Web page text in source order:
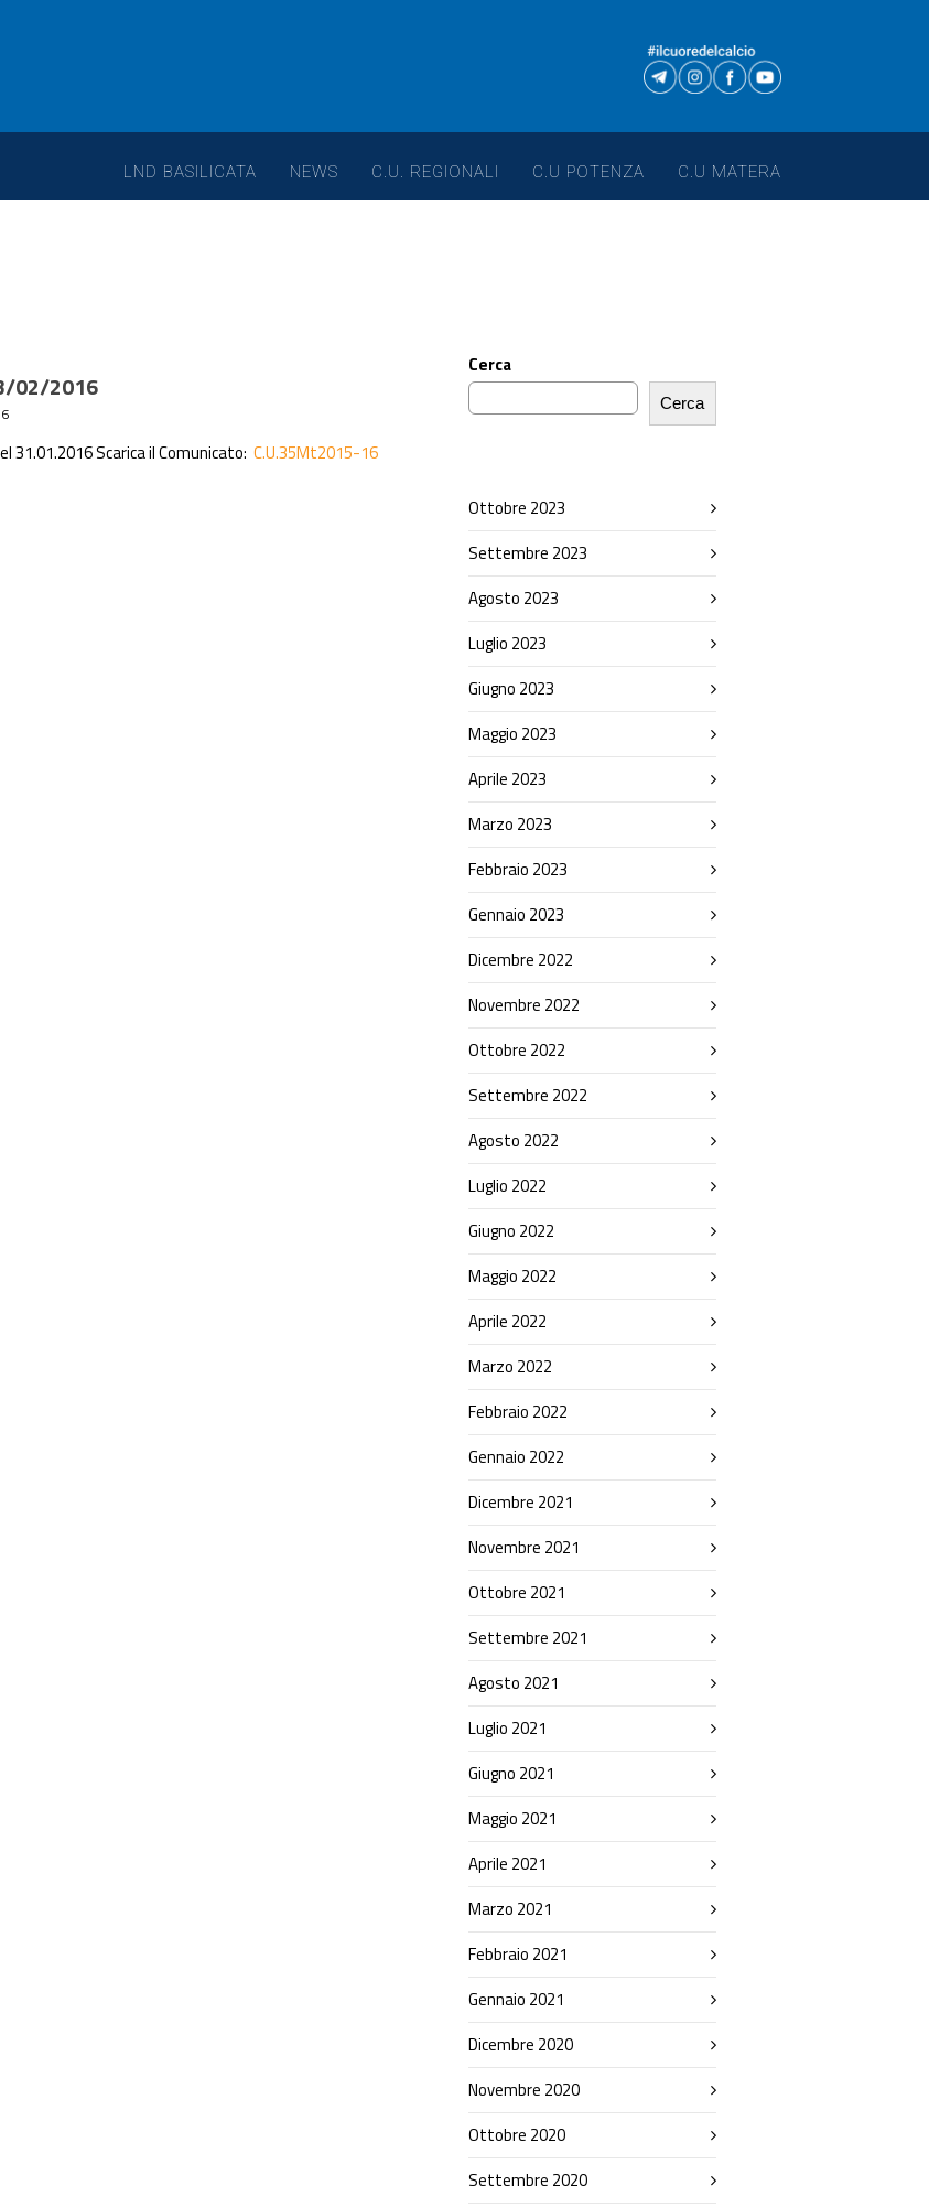
LND BASILICATA NEWS C.U. REGIONALI C.U POTENZA C.U MATERA
3/02/2016
Scarica il Comunicato: C.U.35Mt2015-16
Cerca
Cerca
Ottobre 2023
Settembre 2023
Agosto 2023
Luglio 2023
Giugno 2023
Maggio 2023
Aprile 2023
Marzo 2023
Febbraio 2023
Gennaio 2023
Dicembre 2022
Novembre 2022
Ottobre 2022
Settembre 2022
Agosto 2022
Luglio 2022
Giugno 2022
Maggio 2022
Aprile 2022
Marzo 2022
Febbraio 2022
Gennaio 2022
Dicembre 2021
Novembre 2021
Ottobre 2021
Settembre 2021
Agosto 2021
Luglio 2021
Giugno 2021
Maggio 2021
Aprile 2021
Marzo 2021
Febbraio 2021
Gennaio 2021
Dicembre 2020
Novembre 2020
Ottobre 2020
Settembre 2020